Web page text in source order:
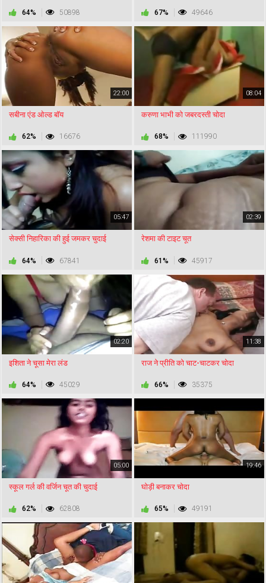
64% 50898 67% 49646
22:00
सबीना एंड ओल्ड बॉय
62% 16676
08:04
करुणा भाभी को जबरदस्ती चोदा
68% 111990
05:47
सेक्सी निहारिका की हुई जमकर चुदाई
64% 67841
02:39
रेशमा की टाइट चूत
61% 45917
02:20
इशिता ने चूसा मेरा लंड
64% 45029
11:38
राज ने प्रीति को चाट-चाटकर चोदा
66% 35375
05:00
स्कूल गर्ल की वर्जिन चूत की चुदाई
62% 62808
19:46
घोड़ी बनाकर चोदा
65% 49191